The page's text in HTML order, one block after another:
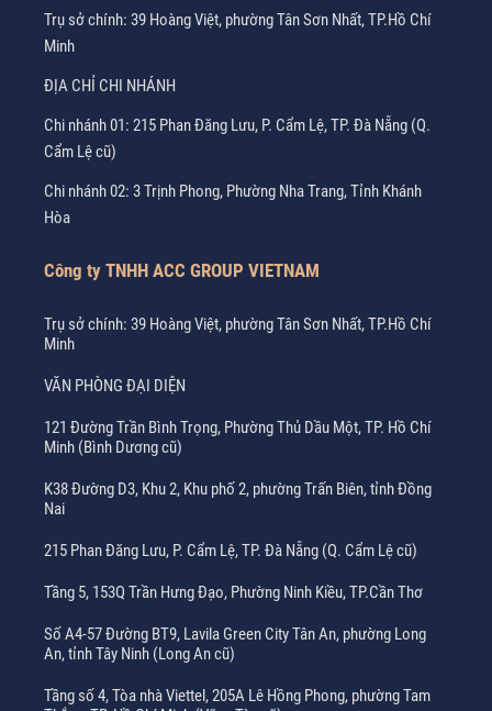
Trụ sở chính: 39 Hoàng Việt, phường Tân Sơn Nhất, TP.Hồ Chí
Minh
ĐỊA CHỈ CHI NHÁNH
Chi nhánh 01: 215 Phan Đăng Lưu, P. Cẩm Lệ, TP. Đà Nẵng (Q.
Cẩm Lệ cũ)
Chi nhánh 02: 3 Trịnh Phong, Phường Nha Trang, Tỉnh Khánh
Hòa
Công ty TNHH ACC GROUP VIETNAM
Trụ sở chính: 39 Hoàng Việt, phường Tân Sơn Nhất, TP.Hồ Chí
Minh
VĂN PHÒNG ĐẠI DIỆN
121 Đường Trần Bình Trọng, Phường Thủ Dầu Một, TP. Hồ Chí
Minh (Bình Dương cũ)
K38 Đường D3, Khu 2, Khu phố 2, phường Trấn Biên, tỉnh Đồng
Nai
215 Phan Đăng Lưu, P. Cẩm Lệ, TP. Đà Nẵng (Q. Cẩm Lệ cũ)
Tầng 5, 153Q Trần Hưng Đạo, Phường Ninh Kiều, TP.Cần Thơ
Số A4-57 Đường BT9, Lavila Green City Tân An, phường Long
An, tỉnh Tây Ninh (Long An cũ)
Tầng số 4, Tòa nhà Viettel, 205A Lê Hồng Phong, phường Tam